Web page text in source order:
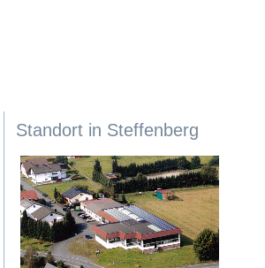
Standort in Steffenberg